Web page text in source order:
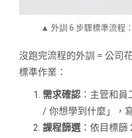
▲ 外訓 6 步驟標準流程
沒跑完流程的外訓 = 公司
標準作業：
需求確認 ：主管和
/ 你想學到什麼」，
課程篩選 ：依目標